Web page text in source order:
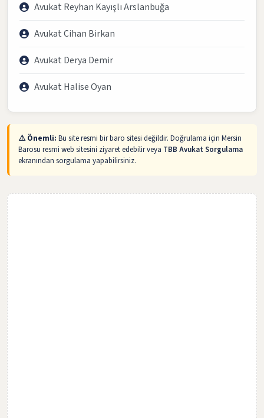
Avukat Reyhan Kayışlı Arslanbuğa
Avukat Cihan Birkan
Avukat Derya Demir
Avukat Halise Oyan
⚠️ Önemli: Bu site resmi bir baro sitesi değildir. Doğrulama için Mersin
Barosu resmi web sitesini ziyaret edebilir veya TBB Avukat Sorgulama
ekranından sorgulama yapabilirsiniz.